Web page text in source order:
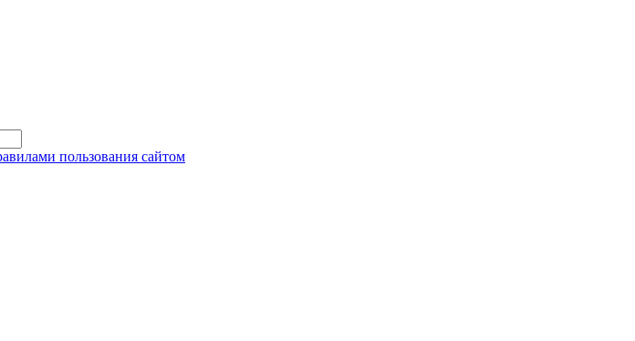
пользования сайтом